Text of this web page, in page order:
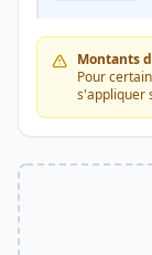
Montants
Pour
s'appliquer